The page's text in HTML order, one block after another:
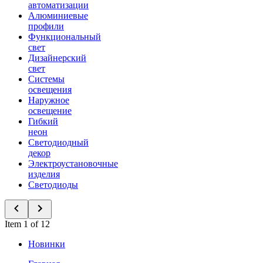
автоматизации
Алюминиевые
профили
Функциональный
свет
Дизайнерский
свет
Системы
освещения
Наружное
освещение
Гибкий
неон
Светодиодный
декор
Электроустановочные
изделия
Светодиоды
Item 1 of 12
Новинки